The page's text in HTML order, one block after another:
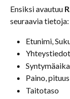
Ensiksi avautuu
seuraavia tietoja:
Etunimi,
Yhteystiedot
Syntymäaika
Paino, pituus
Taitotaso